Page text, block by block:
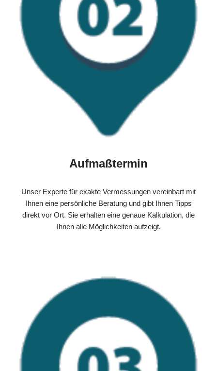
Aufmaßtermin
Unser Experte für exakte Vermessungen vereinbart mit
Ihnen eine persönliche Beratung und gibt Ihnen Tipps
direkt vor Ort. Sie erhalten eine genaue Kalkulation, die
Ihnen alle Möglichkeiten aufzeigt.